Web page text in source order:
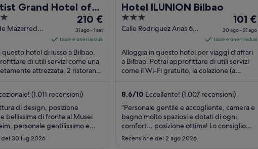
Grand Hotel of
Mazarredo,
Il
prezzo
è
210 €
a
notte
periodo
ago
-
210 €
31 ago - 1 set
tasse e oneri inclusi
hotel di lusso a Bilbao.
di utili servizi come una
attrezzata, 2 ristoranti
(1.011 recensioni)
di design, posizione
bellissima di fronte al Musei
personale gentilissimo e
camere pulite curate e ben
insomma soggiorno da 10 e
del 30 lug 2026
Hotel ILUNION Bilbao
3
out
5
Calle Rodriguez Arias 66
Il
prezzo
è
101 €
a
notte
periodo
ago
-
101 €
30 ago - 31 ago
tasse e oneri inclusi
Alloggia in questo hotel per viaggi d'affari
a Bilbao. Potrai approfittare di utili servizi
come il Wi-Fi gratuito, la colazione (a
8,6/10 Eccellente! (1.007 recensioni)
"Personale gentile e accogliente, camera e
bagno molto spaziosi e dotati di ogni
comfort… posizione ottima! Lo consiglio
decisamente!"
Recensione del 2 ago 2026